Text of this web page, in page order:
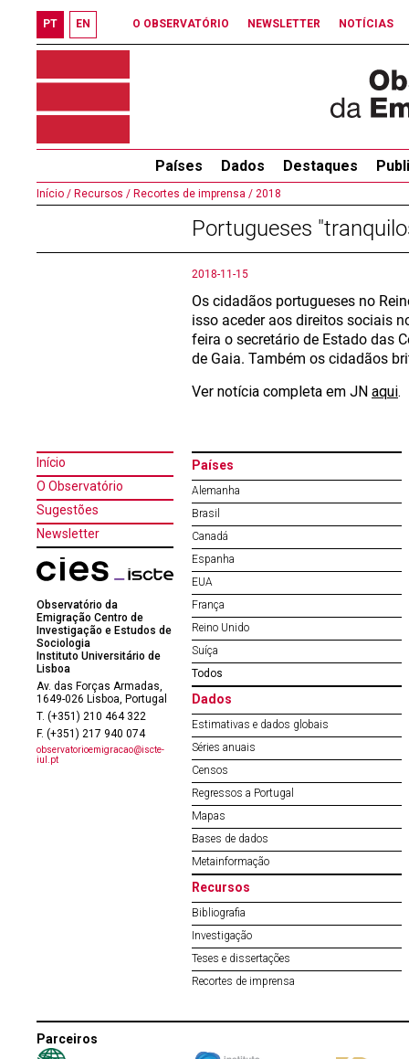
PT EN O OBSERVATÓRIO NEWSLETTER NOTÍCIAS
Países Dados Destaques
Início / Recursos / Recortes de imprensa / 2018
Portugueses
2018-11-15
Os cidadãos portugueses no
isso aceder aos direitos sociais
feira o secretário de Estado das
de Gaia. Também os cidadãos
Ver notícia completa em JN aqui.
Início
O Observatório
Sugestões
Newsletter
Observatório da
Emigração Centro de
Investigação e Estudos de
Sociologia
Instituto Universitário de
Lisboa
Av. das Forças Armadas,
1649-026 Lisboa, Portugal
T. (+351) 210 464 322
F. (+351) 217 940 074
observatorioemigracao@iscte-
iul.pt
Países
Alemanha
Brasil
Canadá
Espanha
EUA
França
Reino Unido
Suíça
Todos
Dados
Estimativas e dados globais
Séries anuais
Censos
Regressos a Portugal
Mapas
Bases de dados
Metainformação
Recursos
Bibliografia
Investigação
Teses e dissertações
Recortes de imprensa
Parceiros